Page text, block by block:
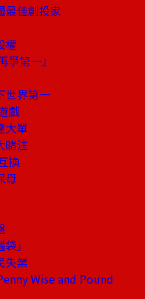
佳創投家
權
爭第一」
界第一
戲
大單
賭注
換
母
」
失業
Wise and Pound